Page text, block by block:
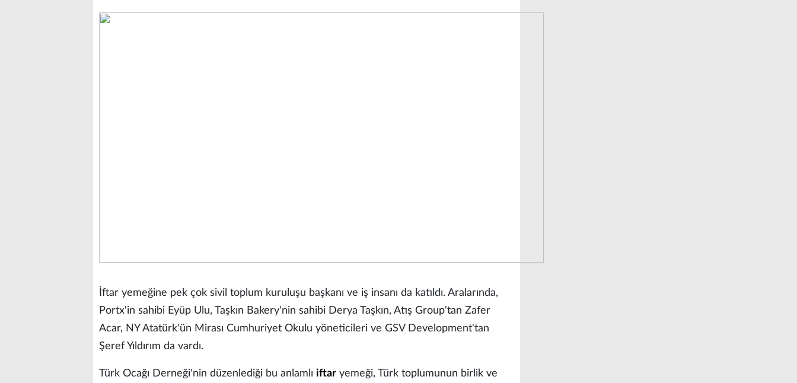
İftar yemeğine pek çok sivil toplum kuruluşu başkanı ve iş insanı da katıldı. Aralarında,
Portx'in sahibi Eyüp Ulu, Taşkın Bakery'nin sahibi Derya Taşkın, Atış Group'tan Zafer
Acar, NY Atatürk'ün Mirası Cumhuriyet Okulu yöneticileri ve GSV Development'tan
Şeref Yıldırım da vardı.
Türk Ocağı Derneği'nin düzenlediği bu anlamlı iftar yemeği, Türk toplumunun birlik ve